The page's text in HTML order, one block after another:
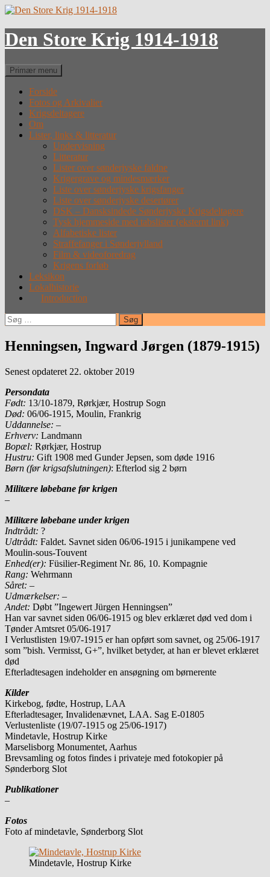
Hop
indhold
Den Store Krig 1914-1918
Søg
Primær menu
Forside
Fotos og Arkivalier
Krigsdeltagere
Om
Lister, links & litteratur
Undervisning
Litteratur
Lister over sønderjyske faldne
Krigergrave og mindesmærker
Liste over sønderjyske krigsfanger
Liste over sønderjyske desertører
DSK – Dansksindede Sønderjyske Krigsdeltagere
Tysk hjemmeside med tabslister (eksternt link)
Alfabetiske lister
Straffefanger i Sønderjylland
Film & videoforedrag
Krigens forløb
Leksikon
Lokalhistorie
Introduction
Søg
efter:
Henningsen, Ingward Jørgen (1879-1915)
Senest opdateret 22. oktober 2019
Persondata
Født: 13/10-1879, Rørkjær, Hostrup Sogn
Død: 06/06-1915, Moulin, Frankrig
Uddannelse: –
Erhverv: Landmann
Bopæl: Rørkjær, Hostrup
Hustru: Gift 1908 med Gunder Jepsen, som døde 1916
Børn (før krigsafslutningen): Efterlod sig 2 børn
Militære løbebane før krigen
–
Militære løbebane under krigen
Indtrådt: ?
Udtrådt: Faldet. Savnet siden 06/06-1915 i junikampene ved
Moulin-sous-Touvent
Enhed(er): Füsilier-Regiment Nr. 86, 10. Kompagnie
Rang: Wehrmann
Såret: –
Udmærkelser: –
Andet: Døbt ”Ingewert Jürgen Henningsen”
Han var savnet siden 06/06-1915 og blev erklæret død ved dom i
Tønder Amtsret 05/06-1917
I Verlustlisten 19/07-1915 er han opført som savnet, og 25/06-1917
som ”bish. Vermisst, G+”, hvilket betyder, at han er blevet erklæret
død
Efterladtesagen indeholder en ansøgning om børnerente
Kilder
Kirkebog, fødte, Hostrup, LAA
Efterladtesager, Invalidenævnet, LAA. Sag E-01805
Verlustenliste (19/07-1915 og 25/06-1917)
Mindetavle, Hostrup Kirke
Marselisborg Monumentet, Aarhus
Brevsamling og fotos findes i privateje med fotokopier på
Sønderborg Slot
Publikationer
–
Fotos
Foto af mindetavle, Sønderborg Slot
Mindetavle, Hostrup Kirke